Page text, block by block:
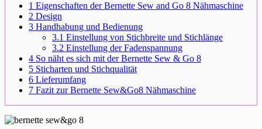
1 Eigenschaften der Bernette Sew and Go 8 Nähmaschine
2 Design
3 Handhabung und Bedienung
3.1 Einstellung von Stichbreite und Stichlänge
3.2 Einstellung der Fadenspannung
4 So näht es sich mit der Bernette Sew & Go 8
5 Sticharten und Stichqualität
6 Lieferumfang
7 Fazit zur Bernette Sew&Go8 Nähmaschine